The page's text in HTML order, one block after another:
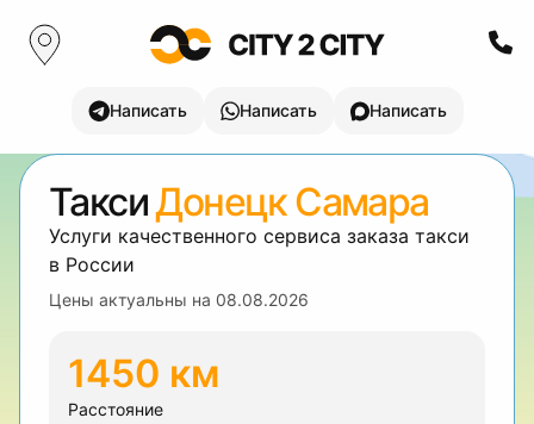
Написать Написать Написать
ТаксиДонецк Самара
Услуги качественного сервиса заказа такси
в России
Цены актуальны на 08.08.2026
1450 км
Расстояние